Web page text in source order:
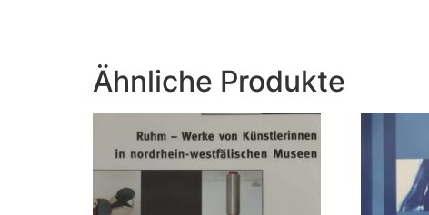
Ähnliche Produkte